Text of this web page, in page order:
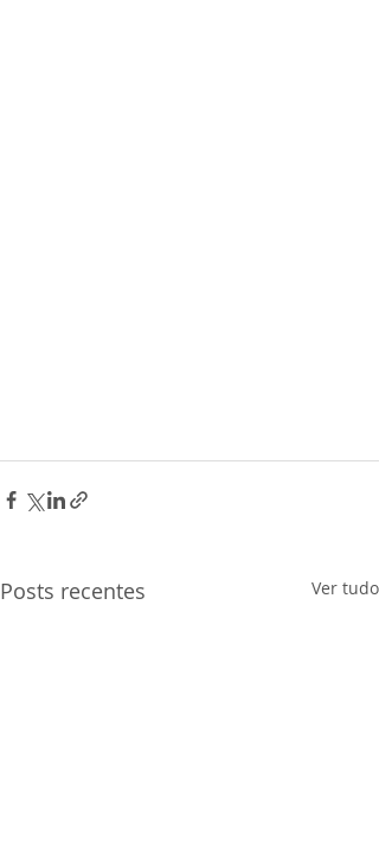
Posts recentes Ver tudo